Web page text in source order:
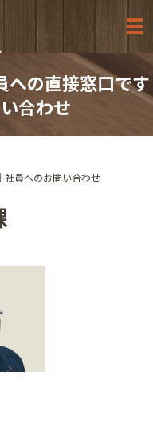
への直接窓口です
合わせ
社員へのお問い合わせ